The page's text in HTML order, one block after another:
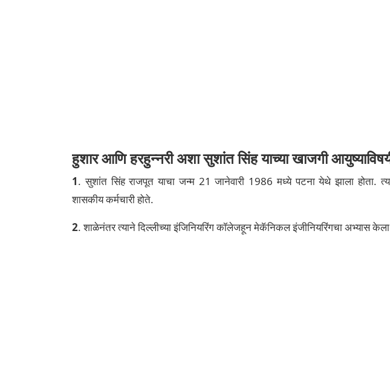
हुशार आणि हरहुन्नरी अशा सुशांत सिंह याच्या खाजगी
1. सुशांत सिंह राजपूत याचा जन्म 21 जानेवारी 1986 मध्ये पटना येथे झाला होता.
शासकीय कर्मचारी होते.
2. शाळेनंतर त्याने दिल्लीच्या इंजिनियरिंग कॉलेजहून मेकॅनिकल इंजीनियरिंगचा अभ्यास केला